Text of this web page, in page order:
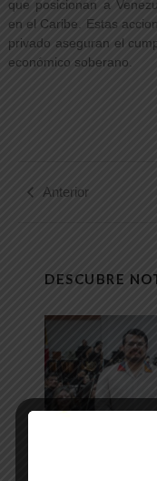
que posicionan a
en el Caribe. Estas
privado aseguran el
económico soberano.
Anterior
DESCUBRE